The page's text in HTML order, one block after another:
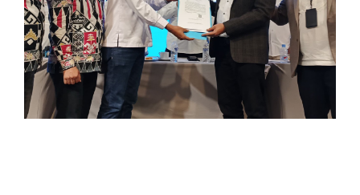
Nusantara
Megapolitan
Hukum